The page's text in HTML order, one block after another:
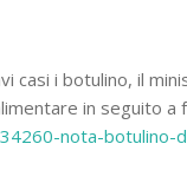
casi i botulino, il
in seguito a
34260-nota-botulino-